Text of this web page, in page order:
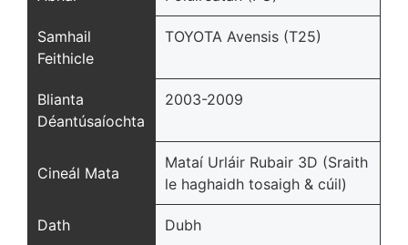
Samhail
Feithicle
TOYOTA Avensis (T25)
Blianta
Déantúsaíochta
2003-2009
Cineál Mata
Mataí Urláir Rubair 3D (Sraith
le haghaidh tosaigh & cúil)
Dath Dubh